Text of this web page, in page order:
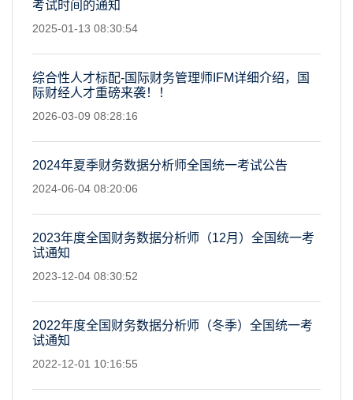
考试时间的通知
2025-01-13 08:30:54
综合性人才标配-国际财务管理师IFM详细介绍，国
际财经人才重磅来袭！！
2026-03-09 08:28:16
2024年夏季财务数据分析师全国统一考试公告
2024-06-04 08:20:06
2023年度全国财务数据分析师（12月）全国统一考
试通知
2023-12-04 08:30:52
2022年度全国财务数据分析师（冬季）全国统一考
试通知
2022-12-01 10:16:55